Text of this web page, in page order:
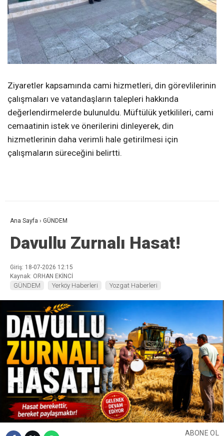
Ziyaretler kapsamında cami hizmetleri, din görevlilerinin
çalışmaları ve vatandaşların talepleri hakkında
değerlendirmelerde bulunuldu. Müftülük yetkilileri, cami
cemaatinin istek ve önerilerini dinleyerek, din
hizmetlerinin daha verimli hale getirilmesi için
çalışmaların süreceğini belirtti.
Ana Sayfa › GÜNDEM
Davullu Zurnalı Hasat!
Giriş: 18-07-2026 12:15
Kaynak: ORHAN EKİNCİ
GÜNDEM Yerköy Haberleri Yozgat Haberleri
ABONE OL